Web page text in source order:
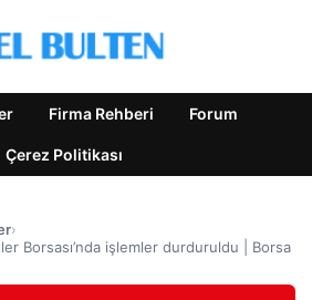
Firma Rehberi Forum
Çerez Politikası
›
Borsası’nda işlemler durduruldu | Borsa